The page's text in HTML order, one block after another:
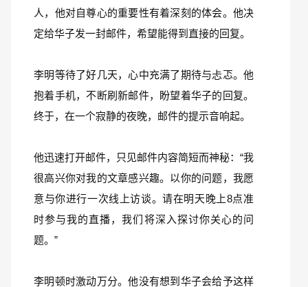
人，他对自尊心的重要性有着深刻的体会。他决
定给华子发一封邮件，希望能得到直接的回复。
李明等待了好几天，心中充满了期待与忐忑。他
抱着手机，不断刷新邮件，盼望着华子的回复。
终于，在一个寂静的夜晚，邮件的提示音响起。
他迅速打开邮件，只见邮件内容简短而神秘：“我
很高兴你对我的文章感兴趣。以你的问题，我愿
意与你进行一次线上访谈。请在明天晚上8点准
时参与我的直播，我们将深入探讨你关心的问
题。”
李明顿时激动万分。他没有想到华子会给予这样